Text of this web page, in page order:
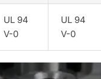
UL 94
V-0
UL 94
V-0